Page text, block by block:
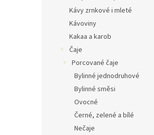
Kávy zrnkové i mleté
Kávoviny
Kakaa a karob
Čaje
Porcované čaje
Bylinné jednodruhové
Bylinné směsi
Ovocné
Černé, zelené a bílé
Nečaje